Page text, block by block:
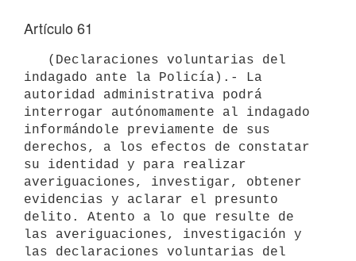
Artículo 61
indagado ante la Policía).- La
autoridad administrativa podrá
interrogar autónomamente al indagado
informándole previamente de sus
derechos, a los efectos de constatar
su identidad y para realizar
averiguaciones, investigar, obtener
evidencias y aclarar el presunto
delito. Atento a lo que resulte de
las averiguaciones, investigación y
las declaraciones voluntarias del